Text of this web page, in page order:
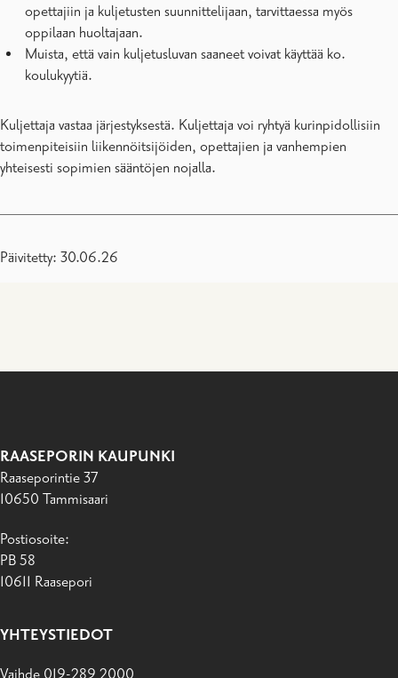
opettajiin ja kuljetusten suunnittelijaan, tarvittaessa myös
oppilaan huoltajaan.
Muista, että vain kuljetusluvan saaneet voivat käyttää ko.
koulukyytiä.
Kuljettaja vastaa järjestyksestä. Kuljettaja voi ryhtyä kurinpidollisiin
toimenpiteisiin liikennöitsijöiden, opettajien ja vanhempien
yhteisesti sopimien sääntöjen nojalla.
Päivitetty: 30.06.26
RAASEPORIN KAUPUNKI
Raaseporintie 37
10650 Tammisaari
Postiosoite:
PB 58
10611 Raasepori
YHTEYSTIEDOT
Vaihde 019-289 2000